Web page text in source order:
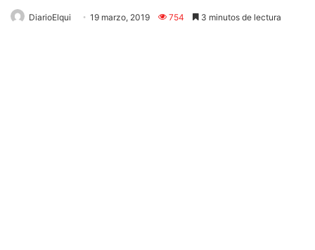
DiarioElqui 19 marzo, 2019 754 3 minutos de lectura